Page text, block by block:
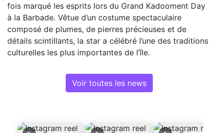
fois marqué les esprits lors du Grand Kadooment Day
à la Barbade. Vêtue d’un costume spectaculaire
composé de plumes, de pierres précieuses et de
détails scintillants, la star a célébré l’une des traditions
culturelles les plus importantes de l’île.
Voir toutes les news